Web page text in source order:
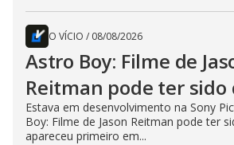
O VÍCIO / 08/08/2026
Astro Boy: Filme de
Reitman pode ter sido
Estava em desenvolvimento na Sony
Boy: Filme de Jason Reitman pode ter
apareceu primeiro em...